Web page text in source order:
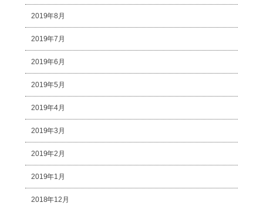
2019年8月
2019年7月
2019年6月
2019年5月
2019年4月
2019年3月
2019年2月
2019年1月
2018年12月